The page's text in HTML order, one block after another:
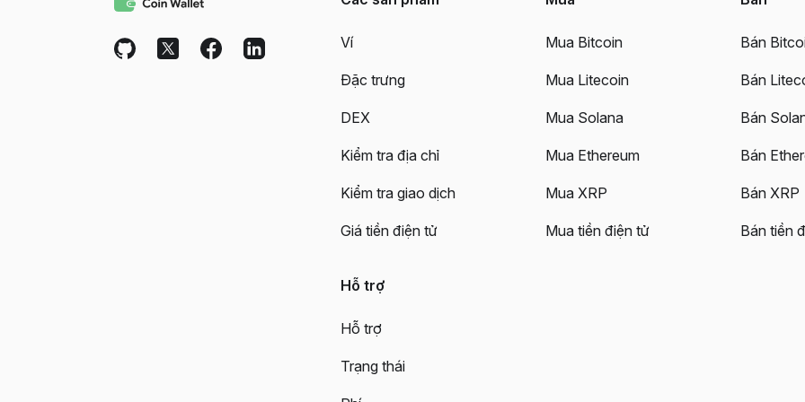
Ví
Đặc trưng
DEX
Kiểm tra địa chỉ
Kiểm tra giao dịch
Giá tiền điện tử
Mua Bitcoin
Mua Litecoin
Mua Solana
Mua Ethereum
Mua XRP
Mua tiền điện tử
Bán
Bán
Bán
Bán
Bán XRP
Bán tiền
Hỗ trợ
Hỗ trợ
Trạng thái